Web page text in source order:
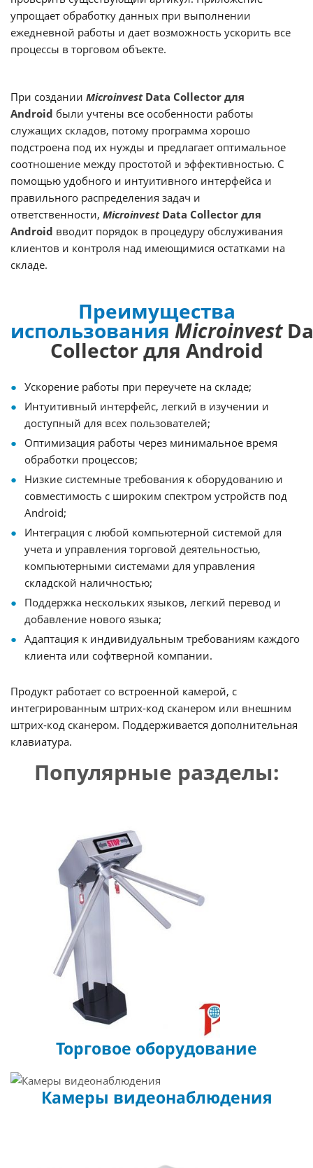
упрощает обработку данных при выполнении
ежедневной работы и дает возможность ускорить все
процессы в торговом объекте.
При создании MicroinvestData Collector для
Android были учтены все особенности работы
служащих складов, потому программа хорошо
подстроена под их нужды и предлагает оптимальное
соотношение между простотой и эффективностью. С
помощью удобного и интуитивного интерфейса и
правильного распределения задач и
ответственности, MicroinvestData Collector для
Android вводит порядок в процедуру обслуживания
клиентов и контроля над имеющимися остатками на
складе.
Преимущества
использования Microinvest
Collector для Android
Ускорение работы при переучете на складе;
Интуитивный интерфейс, легкий в изучении и
доступный для всех пользователей;
Оптимизация работы через минимальное время
обработки процессов;
Низкие системные требования к оборудованию и
совместимость с широким спектром устройств под
Android;
Интеграция с любой компьютерной системой для
учета и управления торговой деятельностью,
компьютерными системами для управления
складской наличностью;
Поддержка нескольких языков, легкий перевод и
добавление нового языка;
Адаптация к индивидуальным требованиям каждого
клиента или софтверной компании.
Продукт работает со встроенной камерой, с
интегрированным штрих-код сканером или внешним
штрих-код сканером. Поддерживается дополнительная
клавиатура.
Популярные разделы:
Торговое оборудование
Камеры видеонаблюдения